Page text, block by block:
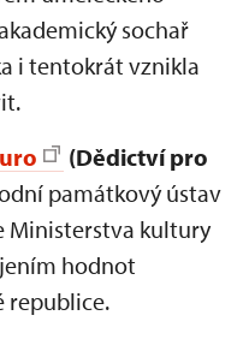
sochař
i tentokrát vznikla
(Dědictví pro
památkový ústav
Ministerstva kultury
hodnot
republice.